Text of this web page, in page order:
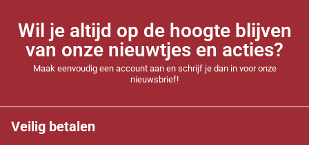
Wil je altijd op de hoogte blijven
van onze nieuwtjes en acties?
Maak eenvoudig een account aan en schrijf je dan in voor onze
nieuwsbrief!
Veilig betalen